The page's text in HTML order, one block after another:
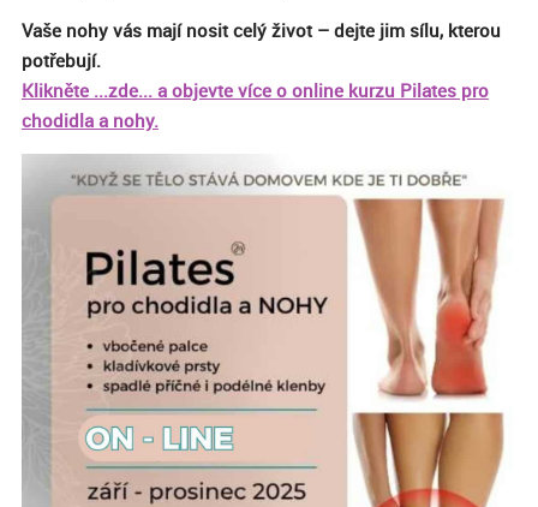
Vaše nohy vás mají nosit celý život – dejte jim sílu, kterou
potřebují.
Klikněte ...zde... a objevte více o online kurzu Pilates pro
chodidla a nohy.